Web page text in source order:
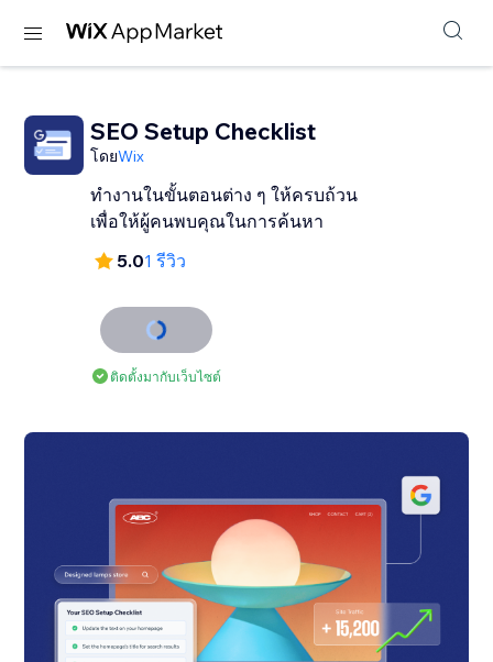
SEO Setup Checklist
โดยWix
ทำงานในขั้นตอนต่าง ๆ ให้ครบถ้วน
เพื่อให้ผู้คนพบคุณในการค้นหา
5.01 รีวิว
ติดตั้งมากับเว็บไซต์